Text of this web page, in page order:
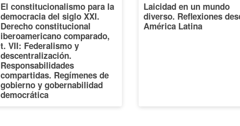
El constitucionalismo para la
democracia del siglo XXI.
Derecho constitucional
iberoamericano comparado,
t. VII: Federalismo y
descentralización.
Responsabilidades
compartidas. Regímenes de
gobierno y gobernabilidad
democrática
Laicidad en un mundo
diverso. Reflexiones
América Latina